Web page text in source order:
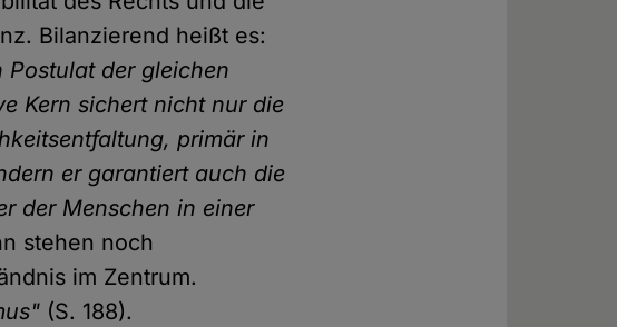
Bilanzierend heißt es:
Postulat der gleichen
Kern sichert nicht nur die
primär in
er garantiert auch die
der Menschen in einer
stehen noch
im Zentrum.
(S. 188).